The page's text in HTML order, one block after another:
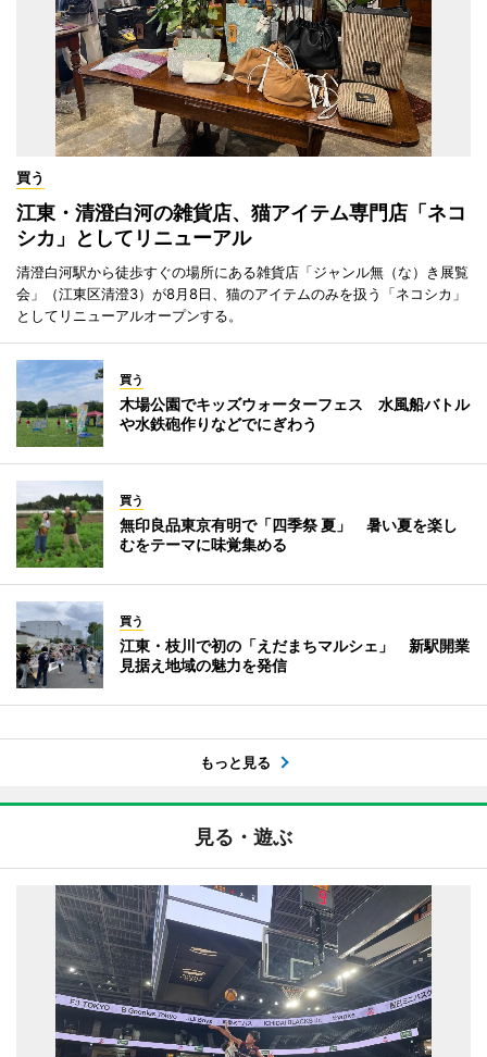
買う
江東・清澄白河の雑貨店、猫アイテム専門店「ネコ
シカ」としてリニューアル
清澄白河駅から徒歩すぐの場所にある雑貨店「ジャンル無（な）き展覧
会」（江東区清澄3）が8月8日、猫のアイテムのみを扱う「ネコシカ」
としてリニューアルオープンする。
買う
木場公園でキッズウォーターフェス 水風船バトル
や水鉄砲作りなどでにぎわう
買う
無印良品東京有明で「四季祭 夏」 暑い夏を楽し
むをテーマに味覚集める
買う
江東・枝川で初の「えだまちマルシェ」 新駅開業
見据え地域の魅力を発信
もっと見る
見る・遊ぶ